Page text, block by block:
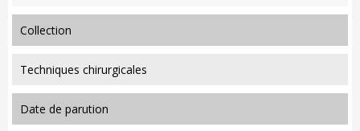
collection
Techniques chirurgicales
date de parution